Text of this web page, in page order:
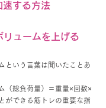
速する方法
ュームを上げる
という言葉は聞いたことあ
（総負荷量）＝重量×回数×
ができる筋トレの重要な指